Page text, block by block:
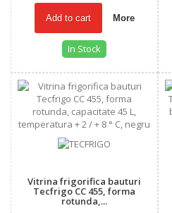
Add to cart More
In Stock
Vitrina frigorifica bauturi
Tecfrigo CC 455, forma
rotunda,...